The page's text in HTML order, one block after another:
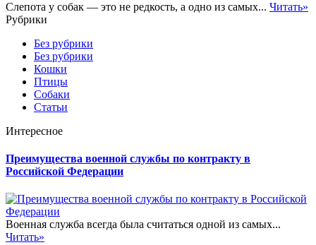
Слепота у собак — это не редкость, а одно из самых... Читать»
Рубрики
Без рубрики
Без рубрики
Кошки
Птицы
Собаки
Статьи
Интересное
Преимущества военной службы по контракту в
Российской Федерации
Военная служба всегда была считаться одной из самых...
Читать»